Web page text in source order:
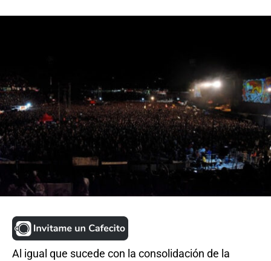
Al igual que sucede con la consolidación de la